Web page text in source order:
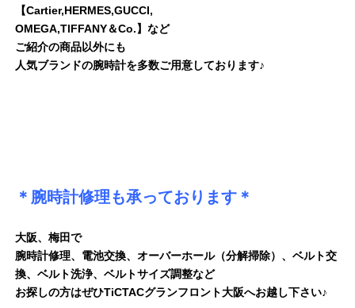
【Cartier,HERMES,GUCCI,
OMEGA,TlFFANY＆Co.】など
ご紹介の商品以外にも
人気ブランドの腕時計を多数ご用意しております♪
＊腕時計修理も承っております＊
大阪、梅田で
腕時計修理、電池交換、オーバーホール（分解掃除）、ベルト交
換、ベルト洗浄、ベルトサイズ調整など
お探しの方はぜひTiCTACグランフロント大阪へお越し下さい♪